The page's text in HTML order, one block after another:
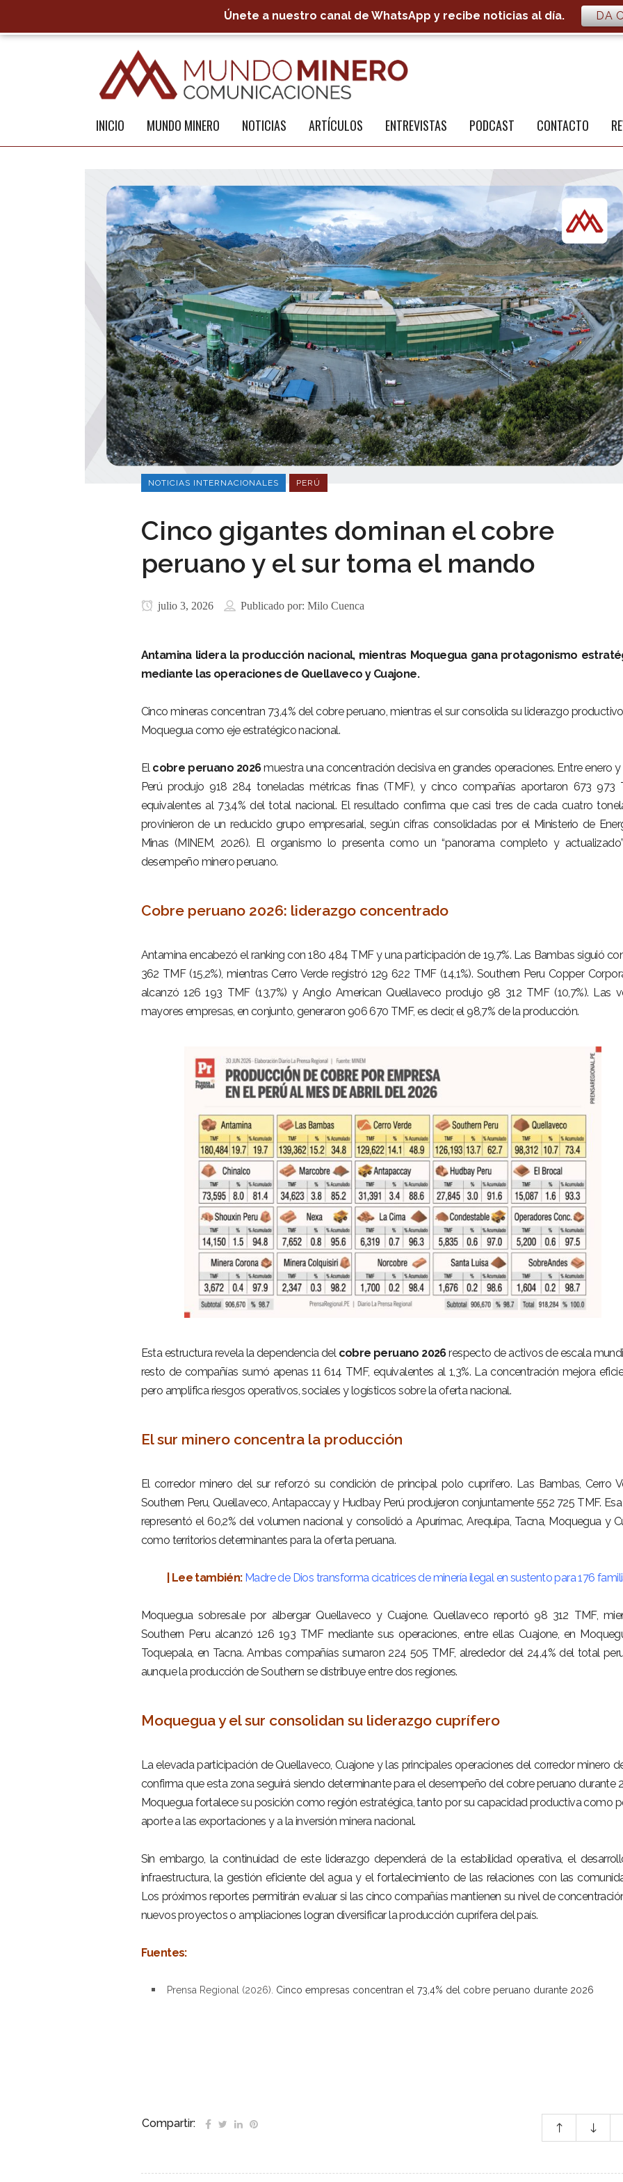
INICIO MUNDO MINERO NOTICIAS ARTÍCULOS ENTREVISTAS PODCAST CONTACTO
NOTICIAS INTERNACIONALES PERÚ
Cinco gigantes dominan el cobre
peruano y el sur toma el mando
julio 3, 2026 Publicado por: Milo Cuenca
Antamina lidera la producción nacional, mientras Moquegua gana protagonismo
mediante las operaciones de Quellaveco y Cuajone.
Cinco mineras concentran 73,4% del cobre peruano, mientras el sur consolida su liderazgo
Moquegua como eje estratégico nacional.
El cobre peruano 2026muestra una concentración decisiva en grandes operaciones. Entre enero y
Perú produjo 918 284 toneladas métricas finas (TMF), y cinco compañías aportaron 673 973
equivalentes al 73,4% del total nacional. El resultado confirma que casi tres de cada cuatro
provinieron de un reducido grupo empresarial, según cifras consolidadas por el Ministerio de
Minas (MINEM, 2026). El organismo lo presenta como un “panorama completo y
desempeño minero peruano.
Cobre peruano 2026: liderazgo concentrado
Antamina encabezó el ranking con 180 484 TMF y una participación de 19,7%. Las Bambas siguió
362 TMF (15,2%), mientras Cerro Verde registró 129 622 TMF (14,1%). Southern Peru Copper
alcanzó 126 193 TMF (13,7%) y Anglo American Quellaveco produjo 98 312 TMF (10,7%). Las
mayores empresas, en conjunto, generaron 906 670 TMF, es decir, el 98,7% de la producción.
Esta estructura revela la dependencia del cobre peruano 2026respecto de activos de escala
resto de compañías sumó apenas 11 614 TMF, equivalentes al 1,3%. La concentración mejora
pero amplifica riesgos operativos, sociales y logísticos sobre la oferta nacional.
El sur minero concentra la producción
El corredor minero del sur reforzó su condición de principal polo cuprífero. Las Bambas, Cerro
Southern Peru, Quellaveco, Antapaccay y Hudbay Perú produjeron conjuntamente 552 725 TMF.
representó el 60,2% del volumen nacional y consolidó a Apurímac, Arequipa, Tacna, Moquegua y
como territorios determinantes para la oferta peruana.
| Lee también: Madre de Dios transforma cicatrices de minería ilegal en sustento para 176
Moquegua sobresale por albergar Quellaveco y Cuajone. Quellaveco reportó 98 312 TMF,
Southern Peru alcanzó 126 193 TMF mediante sus operaciones, entre ellas Cuajone, en
Toquepala, en Tacna. Ambas compañías sumaron 224 505 TMF, alrededor del 24,4% del total
aunque la producción de Southern se distribuye entre dos regiones.
Moquegua y el sur consolidan su liderazgo cuprífero
La elevada participación de Quellaveco, Cuajone y las principales operaciones del corredor minero
confirma que esta zona seguirá siendo determinante para el desempeño del cobre peruano durante
Moquegua fortalece su posición como región estratégica, tanto por su capacidad productiva como
aporte a las exportaciones y a la inversión minera nacional.
Sin embargo, la continuidad de este liderazgo dependerá de la estabilidad operativa, el
infraestructura, la gestión eficiente del agua y el fortalecimiento de las relaciones con las
Los próximos reportes permitirán evaluar si las cinco compañías mantienen su nivel de
nuevos proyectos o ampliaciones logran diversificar la producción cuprífera del país.
Fuentes:
Prensa Regional (2026). Cinco empresas concentran el 73,4% del cobre peruano durante 2026
Compartir:
Únete a nuestro canal de WhatsApp y recibe noticias al día. DA